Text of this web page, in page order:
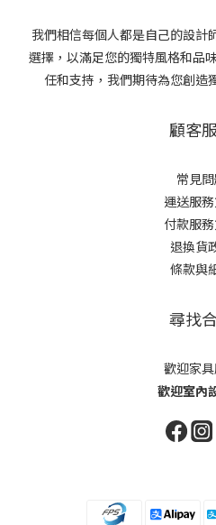
我們相信每個人都是自己的設計
選擇，以滿足您的獨特風格和品
任和支持，我們期待為您創造
顧客
常見
運送服
付款服
退換貨
條款與
尋找
歡迎家
歡迎室內